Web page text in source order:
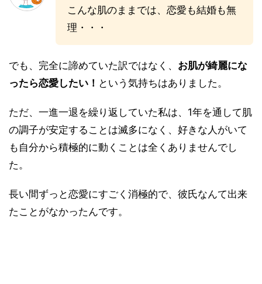
こんな肌のままでは、恋愛も結婚も無
理・・・
でも、完全に諦めていた訳ではなく、 お肌が綺麗にな
ったら恋愛したい！ という気持ちはありました。
ただ、一進一退を繰り返していた私は、1年を通して肌
の調子が安定することは滅多になく、好きな人がいて
も自分から積極的に動くことは全くありませんでし
た。
長い間ずっと恋愛にすごく消極的で、彼氏なんて出来
たことがなかったんです。